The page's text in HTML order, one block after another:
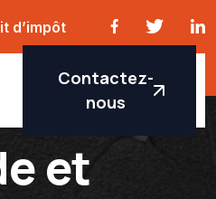
d’impôt
Contactez-
nous
et